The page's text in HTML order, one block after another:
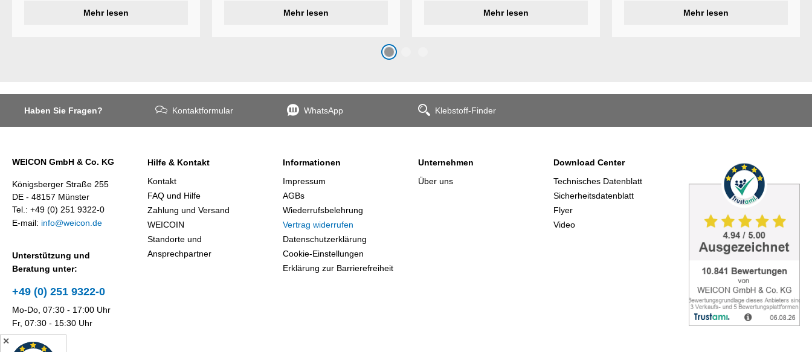
durch den
verursacht wird
WPG-19.
Mehr lesen
Auszeichnung, die jährlich vom
Mehr lesen
Kabelmesser umfasst verschiedene
Mehr lesen
Mehr lesen
Haben Sie Fragen? Kontaktformular WhatsApp Klebstoff-Finder
WEICON GmbH & Co. KG
Königsberger Straße 255
DE - 48157 Münster
Tel.: +49 (0) 251 9322-0
E-mail: info@weicon.de
Unterstützung und
Beratung unter:
+49 (0) 251 9322-0
Mo-Do, 07:30 - 17:00 Uhr
Fr, 07:30 - 15:30 Uhr
Hilfe & Kontakt
Kontakt
FAQ und Hilfe
Zahlung und Versand
WEICOIN
Standorte und
Ansprechpartner
Informationen
Impressum
AGBs
Wiederrufsbelehrung
Vertrag widerrufen
Datenschutzerklärung
Cookie-Einstellungen
Erklärung zur Barrierefreiheit
Unternehmen
Über uns
Download Center
Technisches Datenblatt
Sicherheitsdatenblatt
Flyer
Video
✕